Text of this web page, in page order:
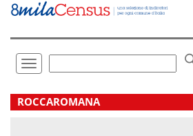
Vai
direttamente
Toggle
navigation
.
ROCCAROMANA